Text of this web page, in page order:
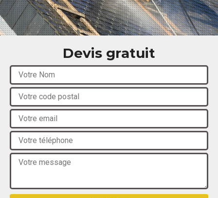
Devis gratuit